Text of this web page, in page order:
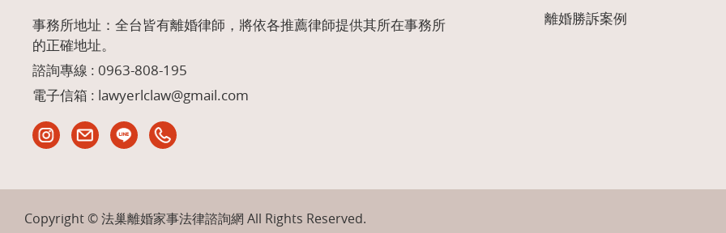
離婚勝訴案例
事務所地址：全台皆有離婚律師，將依各推薦律師提供其所在事務所
的正確地址。
諮詢專線 : 0963-808-195
電子信箱 : lawyerlclaw@gmail.com
Copyright © 法巢離婚家事法律諮詢網 All Rights Reserved.